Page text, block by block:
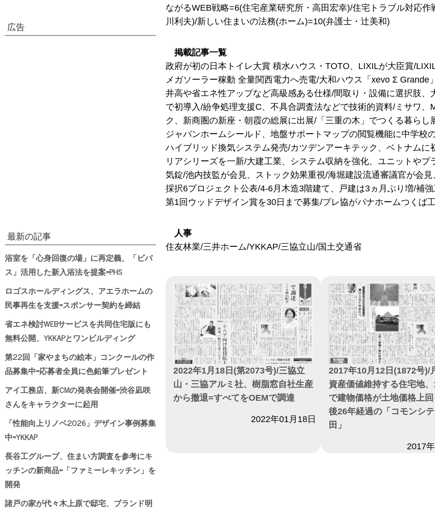
ながるWEB戦略=6(住宅産業研究所・高田宏幸)/住宅トラブル対応作
川利夫)/新しい住まいの法務(ホーム)=10(弁護士・辻美和)
掲載記事一覧
政府が初の日本トイレ大賞 積水ハウス・TOTO、LIXILが大臣賞/
メガソーラー稼動 全量関西電力へ売電/大和ハウス「xevo Σ Grande
井高や省エネ性アップなど高級感ある仕様/間取り・設備に選択肢、
で初導入/紛争処理支援C、不具合調査法などで技術的資料/ミサワ
ク、新商圏の新座・朝霞の総展に出展/「三重の木」でつくる暮ら
ジャパンホームシールド、地盤サポートマップの閲覧機能に中学校
ハイブリッド換気システム発売/カツデンアーキテック、ベトナム
リアシリーズを一新/大建工業、システム収納を強化、ユニットや
気錠/池内技監が会見、ストック効果重視/海堀建設流通審議官が会
採択6プロジェクト公表/4-6月木造3階建て、戸建は3ヵ月ぶり増/補
第1回ウッドデザイン賞を30日まで募集/プレ協がパナホームつくば
人事
住友林業/三井ホーム/YKKAP/三協立山/国土交通省
2022年1月18日(第2073号)/三協立
山・三協アルミ社、樹脂窓自社生産
から撤退=すべてをOEMで調達
2022年01月18日
2017年10月12日(1872号)/
資産価値維持する住宅地
で建物価格が土地価格上
後26年経過の「コモンシ
田」
2017
広告
最新の記事
浴室を「心身回復の場」に再定義、「ビバ
ス」活用した新入浴法を提案=PHS
ロゴスホールディングス、アエラホームの
民事再生を支援=スポンサー契約を締結
省エネ検討WEBサービスを共同住宅版にも
無料公開、YKKAPとワンビルディング
第22回「家やまちの絵本」コンクールの作
品募集中=応募者全員に色鉛筆プレゼント
アイ工務店、新CMの発表会開催=渋谷凪咲
さんをキャラクターに起用
「性能向上リノベ2026」デザイン事例募集
中=YKKAP
長谷工グループ、住まい方調査を参考にキ
ッチンの新商品=「ファミーレキッチン」を
開発
諸戸の家が代々木上原で邸宅、ブランド明